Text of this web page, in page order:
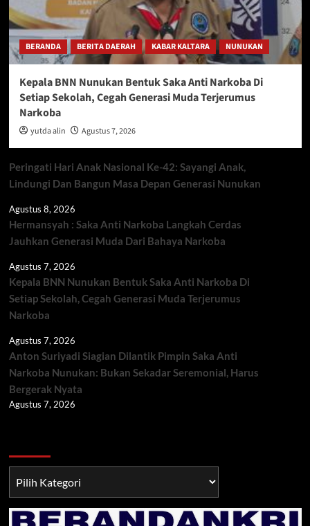
BERANDA BERITA DAERAH KABAR KALTARA NUNUKAN
Kepala BNN Nunukan Bentuk Saka Anti Narkoba Di
Setiap Sekolah, Cegah Generasi Muda Terjerumus
Narkoba
yutda alin Agustus 7, 2026
Peringati Hari Anak Nasional Ke-42: Sayangi Anak,
Lindungi Dan Bangun Masa Depan Generasi Nunukan
Agustus 8, 2026
Hermansyah : Saka Anti Narkoba Langkah Cerdas
Jauhkan Generasi Muda Dari Bahaya Narkoba
Agustus 7, 2026
Kepala BNN Nunukan Bentuk Saka Anti Narkoba Di
Setiap Sekolah, Cegah Generasi Muda Terjerumus
Narkoba
Agustus 7, 2026
Anton Suriyadi Siagian Dilantik Pimpin Saka Anti
Narkoba Nunukan: Bukan Sekadar Seremonial, Harus
Bergerak Nyata
Agustus 7, 2026
TNI/POLRI